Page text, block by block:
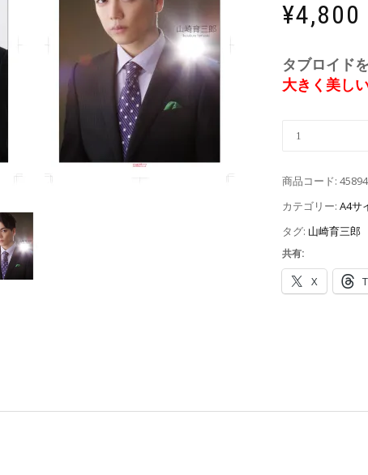
¥4,800
タブロイド
大きく美し
商品コード:
カテゴリー: A4サ
タグ: 山崎育三郎
共有:
X